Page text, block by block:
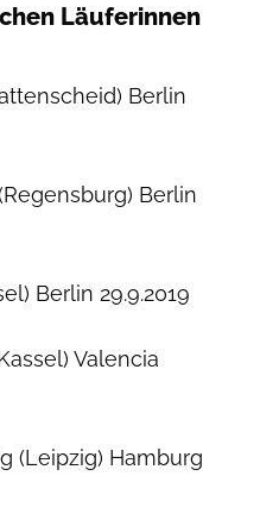
Läuferinnen
Berlin
Berlin
Berlin 29.9.2019
Valencia
(Leipzig) Hamburg